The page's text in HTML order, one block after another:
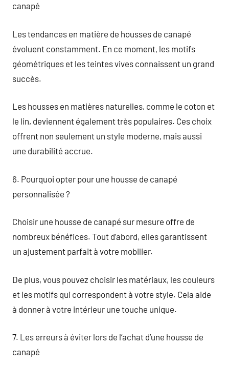
canapé
Les tendances en matière de housses de canapé
évoluent constamment. En ce moment, les motifs
géométriques et les teintes vives connaissent un grand
succès.
Les housses en matières naturelles, comme le coton et
le lin, deviennent également très populaires. Ces choix
offrent non seulement un style moderne, mais aussi
une durabilité accrue.
6. Pourquoi opter pour une housse de canapé
personnalisée ?
Choisir une housse de canapé sur mesure offre de
nombreux bénéfices. Tout d’abord, elles garantissent
un ajustement parfait à votre mobilier.
De plus, vous pouvez choisir les matériaux, les couleurs
et les motifs qui correspondent à votre style. Cela aide
à donner à votre intérieur une touche unique.
7. Les erreurs à éviter lors de l’achat d’une housse de
canapé